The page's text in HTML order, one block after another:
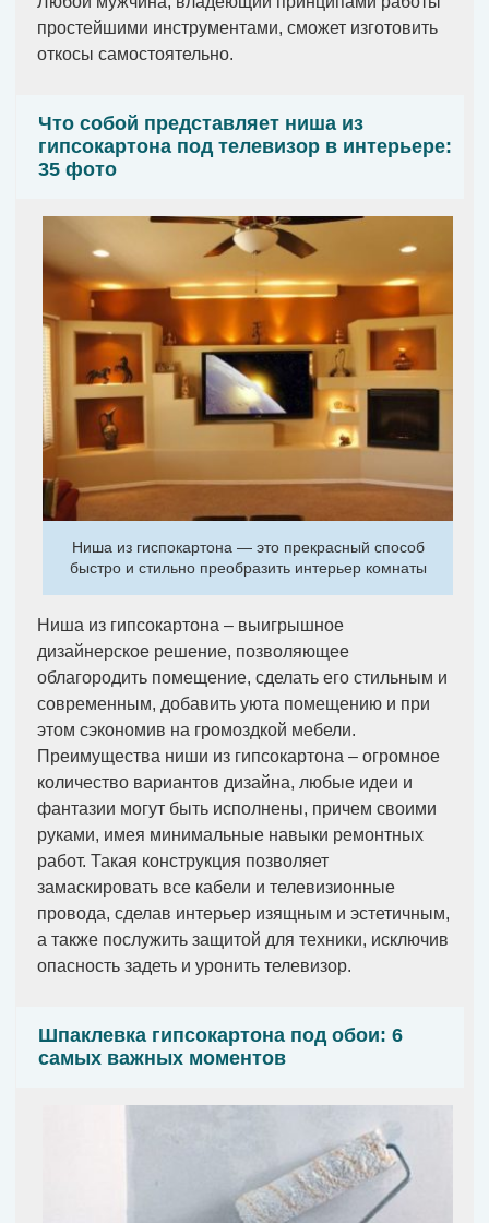
простейшими инструментами, сможет изготовить
откосы самостоятельно.
Что собой представляет ниша из
гипсокартона под телевизор в интерьере:
35 фото
Ниша из гиспокартона — это прекрасный способ
быстро и стильно преобразить интерьер комнаты
Ниша из гипсокартона – выигрышное
дизайнерское решение, позволяющее
облагородить помещение, сделать его стильным и
современным, добавить уюта помещению и при
этом сэкономив на громоздкой мебели.
Преимущества ниши из гипсокартона – огромное
количество вариантов дизайна, любые идеи и
фантазии могут быть исполнены, причем своими
руками, имея минимальные навыки ремонтных
работ. Такая конструкция позволяет
замаскировать все кабели и телевизионные
провода, сделав интерьер изящным и эстетичным,
а также послужить защитой для техники, исключив
опасность задеть и уронить телевизор.
Шпаклевка гипсокартона под обои: 6
самых важных моментов